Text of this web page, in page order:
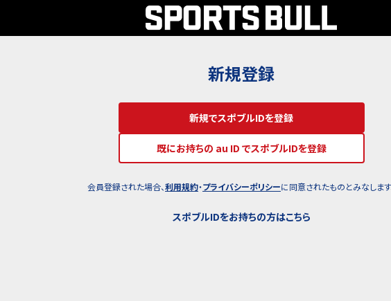
新規登録
新規でスポブルIDを登録
既にお持ちの au ID でスポブルIDを登録
会員登録された場合、利用規約・プライバシーポリシーに同意されたものとみなします
スポブルIDをお持ちの方はこちら